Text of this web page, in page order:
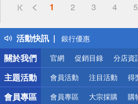
1 2 3 4 5
活動快訊
詐騙網頁！請小心！
熱門話題
銀行優惠
偏遠地區配送
詐騙網頁！請小心！
關於我們
官網 促銷目錄 分店資
主題活動 會員活動 注目活動 得
會員專區 會員專區 大宗採購 購